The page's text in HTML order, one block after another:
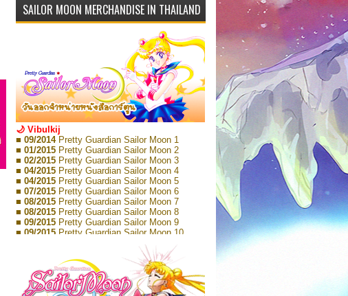
SAILOR MOON MERCHANDISE IN THAILAND
🌙 Vibulkij
■ 09/2014 Pretty Guardian Sailor Moon 1
■ 01/2015 Pretty Guardian Sailor Moon 2
■ 02/2015 Pretty Guardian Sailor Moon 3
■ 04/2015 Pretty Guardian Sailor Moon 4
■ 04/2015 Pretty Guardian Sailor Moon 5
■ 07/2015 Pretty Guardian Sailor Moon 6
■ 08/2015 Pretty Guardian Sailor Moon 7
■ 08/2015 Pretty Guardian Sailor Moon 8
■ 09/2015 Pretty Guardian Sailor Moon 9
■ 09/2015 Pretty Guardian Sailor Moon 10
Pretty Guardian Sailor Moon 11
Pretty Guardian Sailor Moon 12
Pretty Guardian Sailor Moon Short
Stories 1
■ 09/2018Pretty Guardian Sailor Moon Short